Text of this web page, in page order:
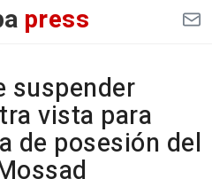
press
suspender
vista para
de posesión del